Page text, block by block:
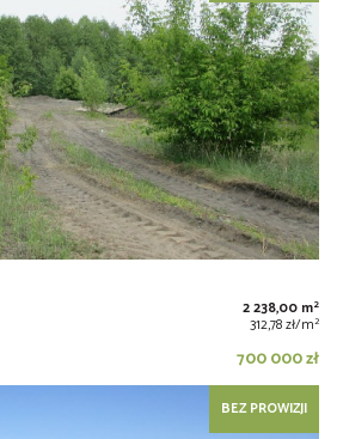
2 238,00 m2
312,78 zł/m2
700 000 zł
BEZ PROWIZJI